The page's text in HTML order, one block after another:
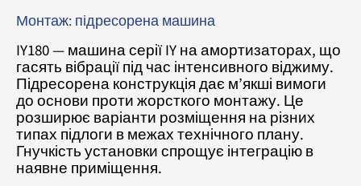
Монтаж: підресорена машина
IY180 — машина серії IY на амортизаторах, що
гасять вібрації під час інтенсивного віджиму.
Підресорена конструкція дає м’якші вимоги
до основи проти жорсткого монтажу. Це
розширює варіанти розміщення на різних
типах підлоги в межах технічного плану.
Гнучкість установки спрощує інтеграцію в
наявне приміщення.